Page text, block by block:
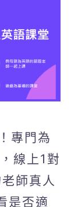
專門為
線上1對
師真人
是否適